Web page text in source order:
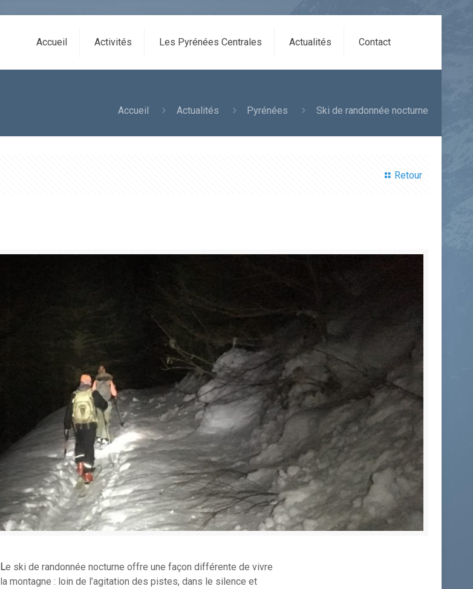
Accueil Activités Les Pyrénées Centrales Actualités Contact
Accueil Actualités Pyrénées Ski de randonnée nocturne
Retour
Le ski de randonnée nocturne offre une façon différente de vivre
la montagne : loin de l’agitation des pistes, dans le silence et